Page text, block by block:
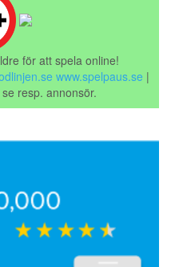
för att spela online!
www.spelpaus.se |
resp. annonsör.